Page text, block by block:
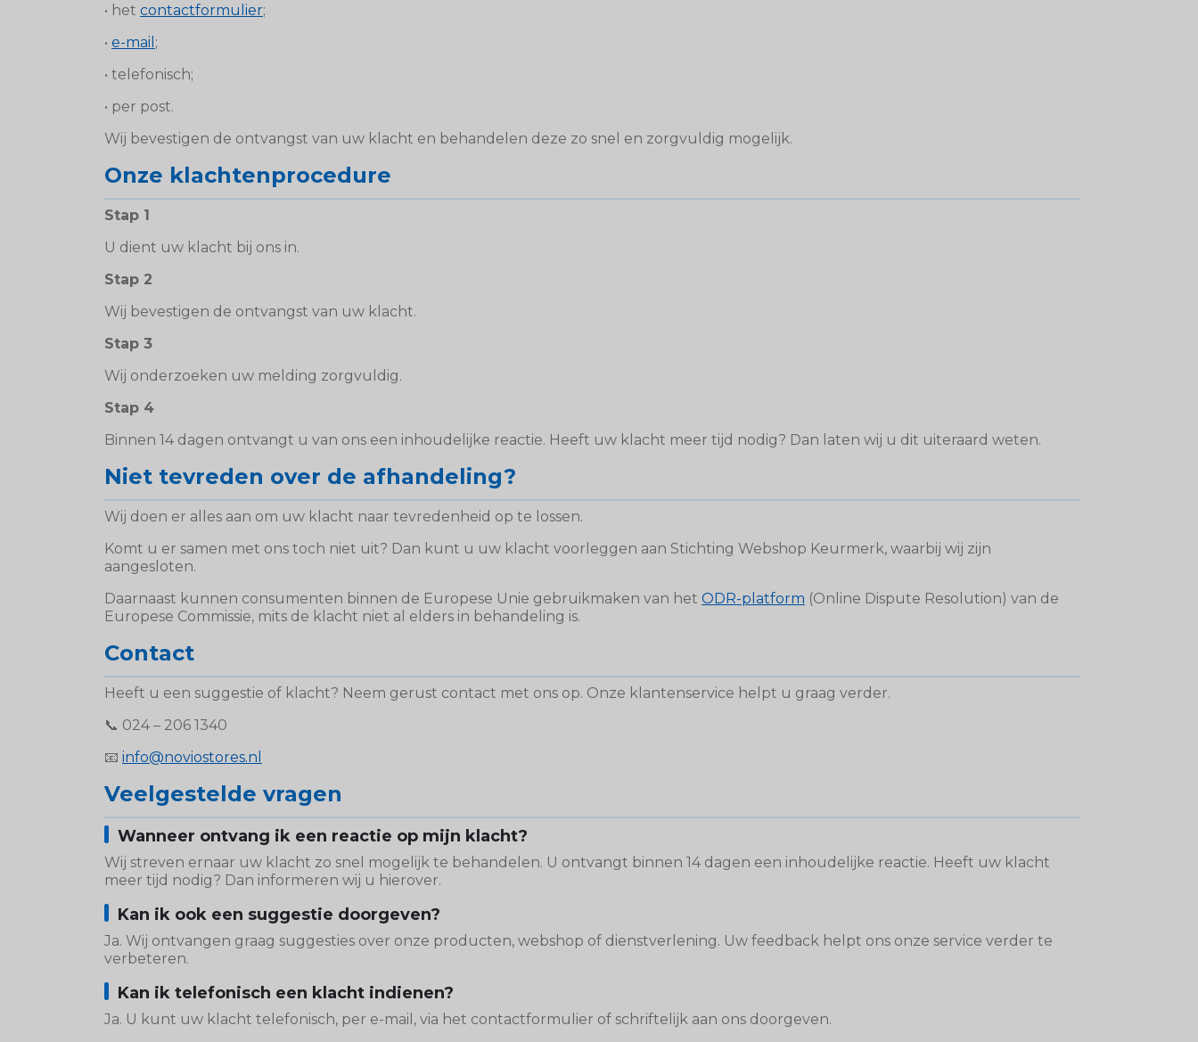
• het contactformulier;
• e-mail ;
• telefonisch;
• per post.
Wij bevestigen de ontvangst van uw klacht en behandelen deze zo snel en zorgvuldig mogelijk.
Onze klachtenprocedure
Stap 1
U dient uw klacht bij ons in.
Stap 2
Wij bevestigen de ontvangst van uw klacht.
Stap 3
Wij onderzoeken uw melding zorgvuldig.
Stap 4
Binnen 14 dagen ontvangt u van ons een inhoudelijke reactie. Heeft uw klacht meer tijd nodig? Dan laten wij u dit uiteraard weten.
Niet tevreden over de afhandeling?
Wij doen er alles aan om uw klacht naar tevredenheid op te lossen.
Komt u er samen met ons toch niet uit? Dan kunt u uw klacht voorleggen aan Stichting Webshop Keurmerk, waarbij wij zijn
aangesloten.
Daarnaast kunnen consumenten binnen de Europese Unie gebruikmaken van het ODR-platform (Online Dispute Resolution) van de
Europese Commissie, mits de klacht niet al elders in behandeling is.
Contact
Heeft u een suggestie of klacht? Neem gerust contact met ons op. Onze klantenservice helpt u graag verder.
📞 024 – 206 1340
📧 info@noviostores.nl
Veelgestelde vragen
Wanneer ontvang ik een reactie op mijn klacht?
Wij streven ernaar uw klacht zo snel mogelijk te behandelen. U ontvangt binnen 14 dagen een inhoudelijke reactie. Heeft uw klacht
meer tijd nodig? Dan informeren wij u hierover.
Kan ik ook een suggestie doorgeven?
Ja. Wij ontvangen graag suggesties over onze producten, webshop of dienstverlening. Uw feedback helpt ons onze service verder te
verbeteren.
Kan ik telefonisch een klacht indienen?
Ja. U kunt uw klacht telefonisch, per e-mail, via het contactformulier of schriftelijk aan ons doorgeven.